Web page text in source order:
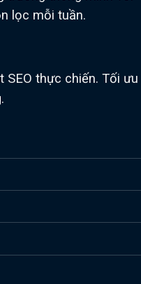
lọc mỗi tuần.
SEO thực chiến. Tối ưu